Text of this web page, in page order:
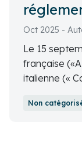
crypto-actifsOct
Le 15
française
italienne («
actifs
Non